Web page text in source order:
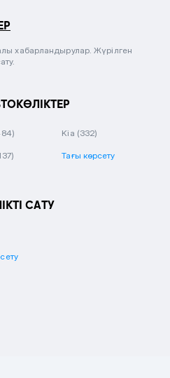
хабарландырулар. Жүрілген
Kia (332)
Тағы көрсету
САТУ